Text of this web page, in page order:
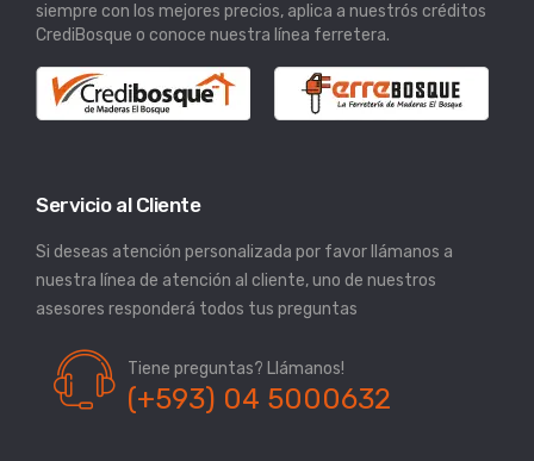
siempre con los mejores precios, aplica a nuestrós créditos
CrediBosque o conoce nuestra línea ferretera.
Servicio al Cliente
Si deseas atención personalizada por favor llámanos a
nuestra línea de atención al cliente, uno de nuestros
asesores responderá todos tus preguntas
Tiene preguntas? Llámanos!
(+593) 04 5000632